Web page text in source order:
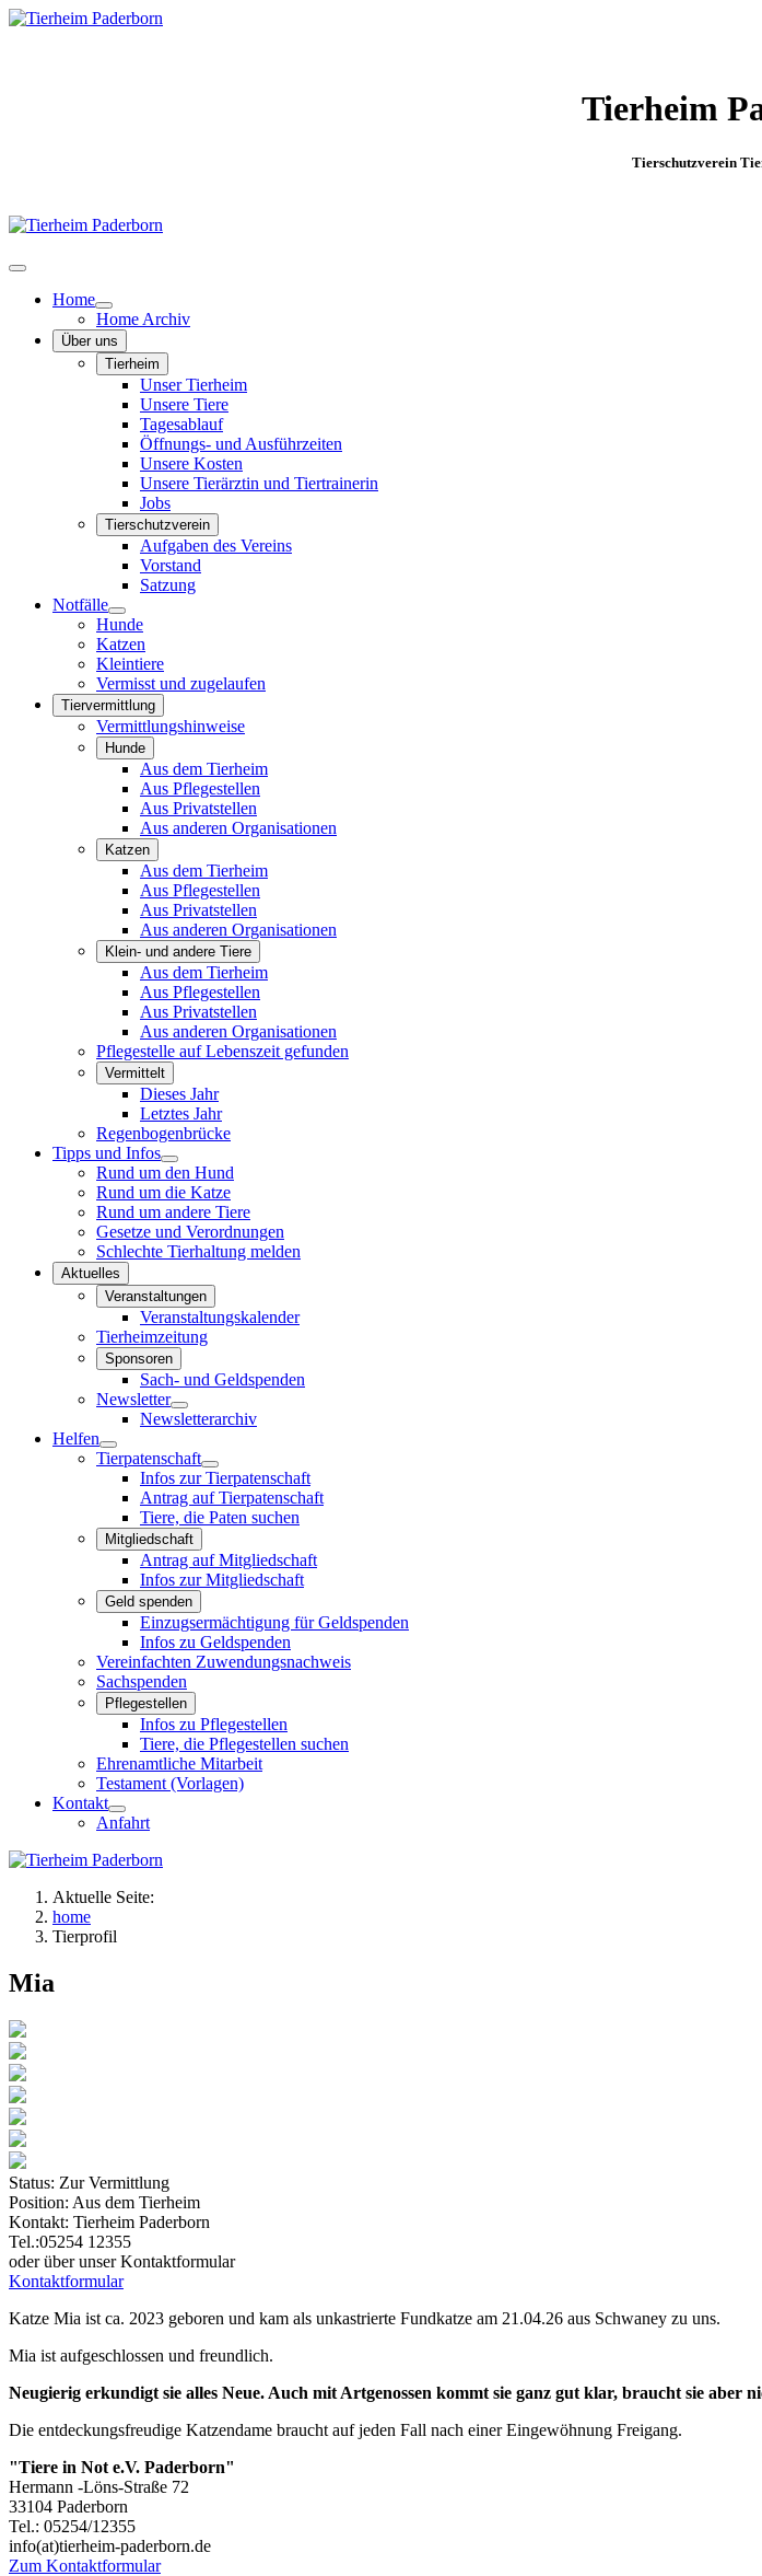
Tierheim
Tierschutzverein
Home
Home Archiv
Über uns
Tierheim
Unser Tierheim
Unsere Tiere
Tagesablauf
Öffnungs- und Ausführzeiten
Unsere Kosten
Unsere Tierärztin und Tiertrainerin
Jobs
Tierschutzverein
Aufgaben des Vereins
Vorstand
Satzung
Notfälle
Hunde
Katzen
Kleintiere
Vermisst und zugelaufen
Tiervermittlung
Vermittlungshinweise
Hunde
Aus dem Tierheim
Aus Pflegestellen
Aus Privatstellen
Aus anderen Organisationen
Katzen
Aus dem Tierheim
Aus Pflegestellen
Aus Privatstellen
Aus anderen Organisationen
Klein- und andere Tiere
Aus dem Tierheim
Aus Pflegestellen
Aus Privatstellen
Aus anderen Organisationen
Pflegestelle auf Lebenszeit gefunden
Vermittelt
Dieses Jahr
Letztes Jahr
Regenbogenbrücke
Tipps und Infos
Rund um den Hund
Rund um die Katze
Rund um andere Tiere
Gesetze und Verordnungen
Schlechte Tierhaltung melden
Aktuelles
Veranstaltungen
Veranstaltungskalender
Tierheimzeitung
Sponsoren
Sach- und Geldspenden
Newsletter
Newsletterarchiv
Helfen
Tierpatenschaft
Infos zur Tierpatenschaft
Antrag auf Tierpatenschaft
Tiere, die Paten suchen
Mitgliedschaft
Antrag auf Mitgliedschaft
Infos zur Mitgliedschaft
Geld spenden
Einzugsermächtigung für Geldspenden
Infos zu Geldspenden
Vereinfachten Zuwendungsnachweis
Sachspenden
Pflegestellen
Infos zu Pflegestellen
Tiere, die Pflegestellen suchen
Ehrenamtliche Mitarbeit
Testament (Vorlagen)
Kontakt
Anfahrt
Aktuelle Seite:
home
Tierprofil
Mia
Status: Zur Vermittlung
Position: Aus dem Tierheim
Kontakt: Tierheim Paderborn
Tel.:05254 12355
oder über unser Kontaktformular
Kontaktformular
Katze Mia ist ca. 2023 geboren und kam als unkastrierte Fundkatze am 21.04.26 aus Schwaney zu uns.
Mia ist aufgeschlossen und freundlich.
Neugierig erkundigt sie alles Neue. Auch mit Artgenossen kommt sie ganz gut klar, braucht sie aber
Die entdeckungsfreudige Katzendame braucht auf jeden Fall nach einer Eingewöhnung Freigang.
"Tiere in Not e.V. Paderborn"
Hermann -Löns-Straße 72
33104 Paderborn
Tel.: 05254/12355
info(at)tierheim-paderborn.de
Zum Kontaktformular